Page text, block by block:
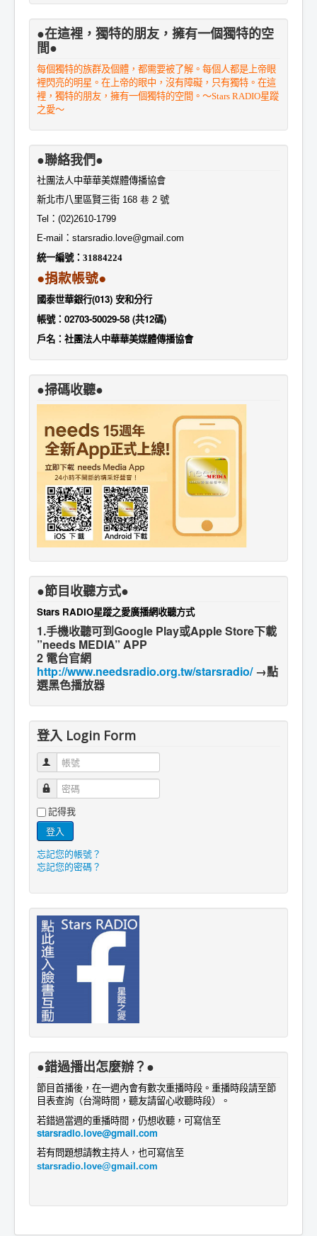
●在這裡，獨特的朋友，擁有一個獨特的空
間●
每個獨特的族群及個體，都需要被了解。每個人都是上帝眼
裡閃亮的明星。在上帝的眼中，沒有障礙，只有獨特。在這
裡，獨特的朋友，擁有一個獨特的空間。～Stars RADIO星蹤
之愛～
●聯絡我們●
社團法人中華華美媒體傳播協會
新北市八里區賢三街 168 巷 2 號
Tel ： (02)2610-1799
E-mail ： starsradio.love@gmail.com
統一編號： 31884224
●捐款帳號●
國泰世華銀行(013) 安和分行
帳號：02703-50029-58 (共12碼)
戶名：社團法人中華華美媒體傳播協會
●掃碼收聽●
●節目收聽方式●
Stars RADIO星蹤之愛廣播網收聽方式
1.手機收聽可到Google Play或Apple Store下載
”needs MEDIA” APP
2 電台官網
http://www.needsradio.org.tw/starsradio/→點
選黑色播放器
登入 Login Form
帳號
密碼
記得我
登入
忘記您的帳號？
忘記您的密碼？
●錯過播出怎麼辦？●
節目首播後，在一週內會有數次重播時段。重播時段請至節
目表查詢 （台灣時間，聽友請留心收聽時段）
。
若錯過當週的重播時間，仍想收聽，可寫信至
starsradio.love@gmail.com
若有問題想請教主持人 ， 也可寫信至
starsradio.love@gmail.com